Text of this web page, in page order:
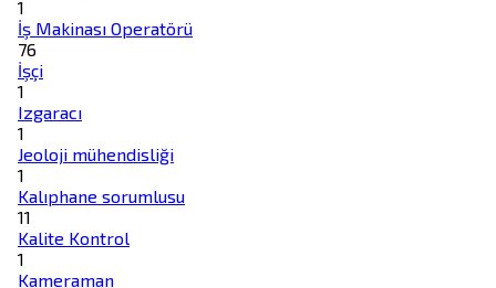
1
İş Makinası Operatörü
76
İşçi
1
Izgaracı
1
Jeoloji mühendisliği
1
Kalıphane sorumlusu
11
Kalite Kontrol
1
Kameraman